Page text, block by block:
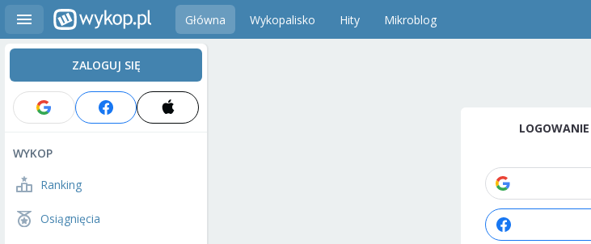
Główna Wykopalisko Hity Mikroblog
ZALOGUJ SIĘ
WYKOP
Ranking
Osiągnięcia
LOGOWANIE